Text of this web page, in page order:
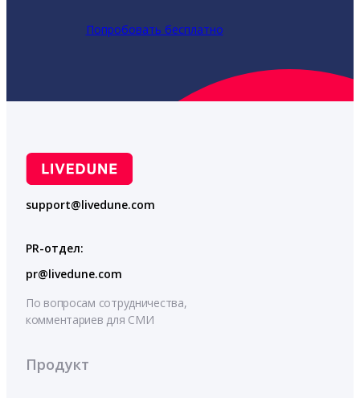
Попробовать бесплатно
support@livedune.com
PR-отдел:
pr@livedune.com
По вопросам сотрудничества,
комментариев для СМИ
Продукт